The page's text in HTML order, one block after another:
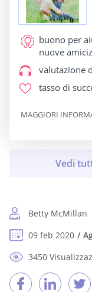
buono per
nuove
valutazione
tasso di
MAGGIORI
Betty McMillan
09 feb 2020
3450